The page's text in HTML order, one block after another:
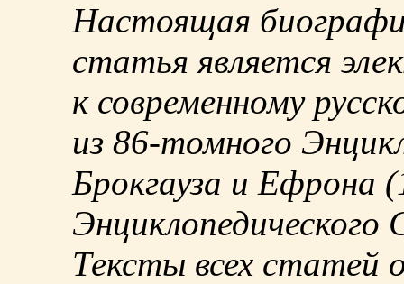
Настоящая
статья является
к современному
из 86-томного
Брокгауза и Ефрона
Энциклопедического
Тексты всех статей